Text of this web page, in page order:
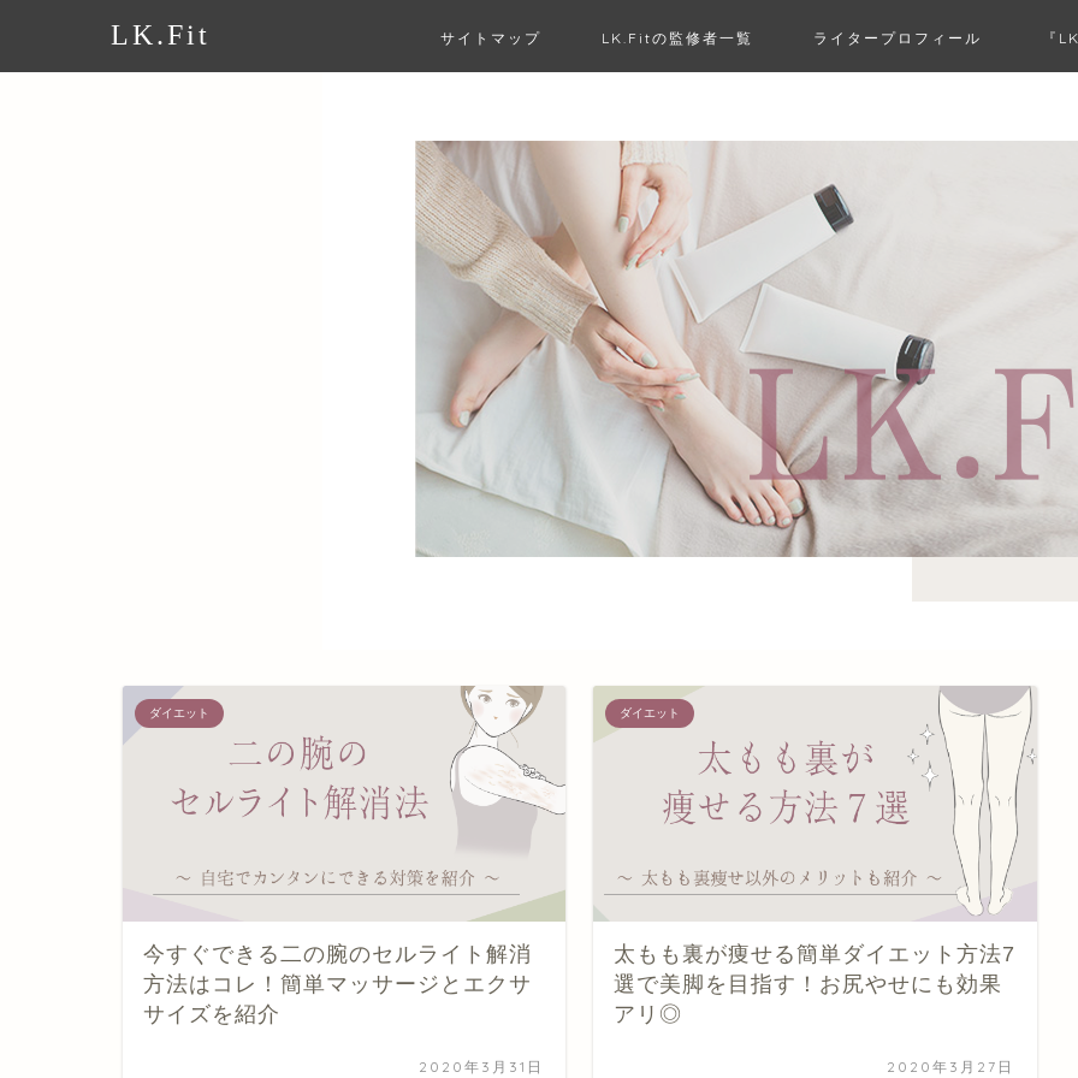
LK.Fit サイトマップ LK.Fitの監修者一覧 ライタープロフィール 『
ダイエット
今すぐできる二の腕のセルライト解消
方法はコレ！簡単マッサージとエクサ
サイズを紹介
2020年3月31日
ダイエット
太もも裏が痩せる簡単ダイエット方法7
選で美脚を目指す！お尻やせにも効果
アリ◎
2020年3月27日